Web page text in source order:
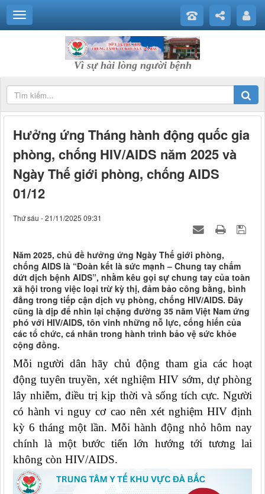
Vì sự hài lòng người bệnh
Hưởng ứng Tháng hành động quốc gia
phòng, chống HIV/AIDS năm 2025 và
Ngày Thế giới phòng, chống AIDS
01/12
Thứ sáu - 21/11/2025 09:31
Năm 2025, chủ đề hưởng ứng Ngày Thế giới phòng,
chống AIDS là “Đoàn kết là sức mạnh – Chung tay chấm
dứt dịch bệnh AIDS”, nhằm kêu gọi sự chung tay của toàn
xã hội trong việc loại trừ kỳ thị, đảm bảo công bằng, bình
đẳng trong tiếp cận dịch vụ phòng, chống HIV/AIDS. Đây
cũng là dịp để nhìn lại chặng đường 35 năm Việt Nam ứng
phó với HIV/AIDS, tôn vinh những nỗ lực, cống hiến của
các tổ chức, cá nhân trong hành trình bảo vệ sức khỏe
cộng đồng.
Mỗi người dân hãy chủ động tham gia các hoạt
động tuyên truyền, xét nghiệm HIV sớm, dự phòng
lây nhiễm, điều trị kịp thời và sống tích cực. Người
có hành vi nguy cơ cao nên xét nghiệm HIV định
kỳ 6 tháng một lần. Mỗi hành động nhỏ hôm nay
chính là một bước tiến lớn hướng tới tương lai
không còn HIV/AIDS.